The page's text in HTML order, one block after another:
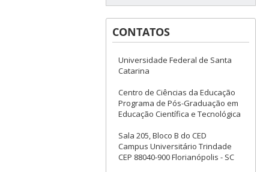
CONTATOS
Universidade Federal de Santa
Catarina
Centro de Ciências da Educação
Programa de Pós-Graduação em
Educação Científica e Tecnológica
Sala 205, Bloco B do CED
Campus Universitário Trindade
CEP 88040-900 Florianópolis - SC